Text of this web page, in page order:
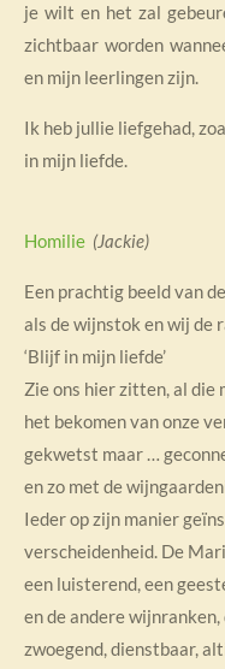
je wilt en het zal
zichtbaar worden
en mijn leerlingen zijn.
Ik heb jullie liefgehad,
in mijn liefde.
Homilie (Jackie)
Een prachtig beeld van
als de wijnstok en wij de
‘Blijf in mijn liefde’
Zie ons hier zitten, al die
het bekomen van onze
gekwetst maar …
en zo met de
Ieder op zijn manier
verscheidenheid. De
een luisterend, een
en de andere
zwoegend, dienstbaar,